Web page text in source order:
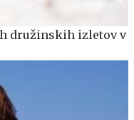
družinskih izletov v